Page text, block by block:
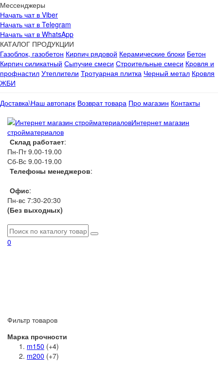
Мессенджеры
Начать чат в Viber
Начать чат в Telegram
Начать чат в WhatsApp
КАТАЛОГ ПРОДУКЦИИ
Газоблок, газобетон Кирпич рядовой Керамические блоки Бетон
Кирпич силикатный Сыпучие смеси Строительные смеси Кровля и
профнастил Утеплители Тротуарная плитка Черный метал Кровля
ЖБИ
Доставка\Наш автопарк Возврат товара Про магазин Контакты
Интернет магазин
стройматериалов
Склад работает:
Пн-Пт 9.00-19.00
Сб-Вс 9.00-19.00
Телефоны менеджеров:
Офис:
Пн-вс 7:30-20:30
(Без выходных)
0
Фильтр товаров
Марка прочности
m150 (+4)
m200 (+7)